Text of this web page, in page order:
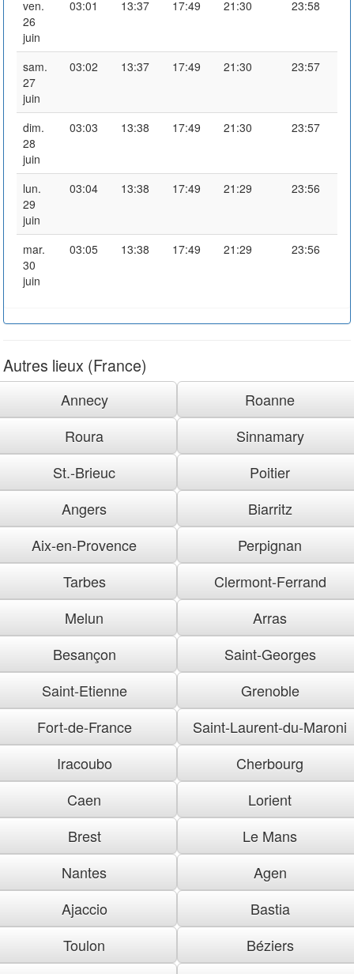
ven.
26
juin
03:01 13:37 17:49 21:30 23:58
sam.
27
juin
03:02 13:37 17:49 21:30 23:57
dim.
28
juin
03:03 13:38 17:49 21:30 23:57
lun.
29
juin
03:04 13:38 17:49 21:29 23:56
mar.
30
juin
03:05 13:38 17:49 21:29 23:56
Autres lieux (France)
Annecy
Roanne
Roura
Sinnamary
St.-Brieuc
Poitier
Angers
Biarritz
Aix-en-Provence
Perpignan
Tarbes
Clermont-Ferrand
Melun
Arras
Besançon
Saint-Georges
Saint-Etienne
Grenoble
Fort-de-France
Saint-Laurent-du-Maroni
Iracoubo
Cherbourg
Caen
Lorient
Brest
Le Mans
Nantes
Agen
Ajaccio
Bastia
Toulon
Béziers